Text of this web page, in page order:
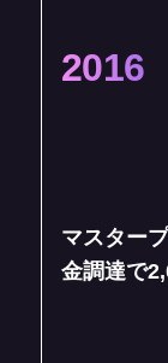
2016
マスター
金調達で